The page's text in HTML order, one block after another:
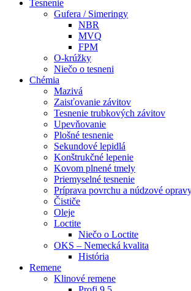
Tesnenie
Gufera / Simeringy
NBR
MVQ
FPM
O-krúžky
Niečo o tesneni
Chémia
Mazivá
Zaisťovanie závitov
Tesnenie trubkových závitov
Upevňovanie
Plošné tesnenie
Sekundové lepidlá
Konštrukčné lepenie
Kovom plnené tmely
Priemyselné tesnenie
Príprava povrchu a núdzové
Čističe
Oleje
Loctite
Niečo o Loctite
OKS – Nemecká kvalita
História
Remene
Klinové remene